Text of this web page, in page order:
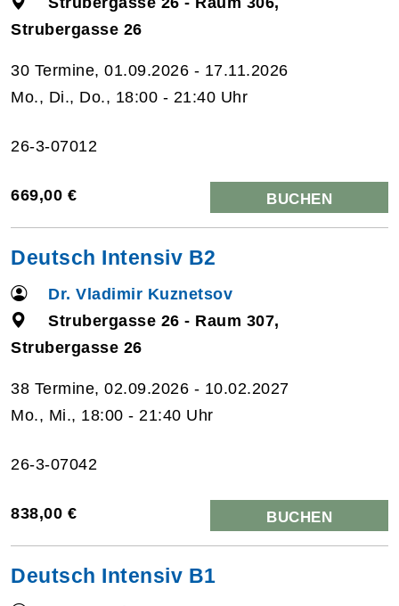
Strubergasse 26
30 Termine, 01.09.2026 - 17.11.2026
Mo., Di., Do., 18:00 - 21:40 Uhr
26-3-07012
669,00 € BUCHEN
Deutsch Intensiv B2
Dr. Vladimir Kuznetsov
Strubergasse 26 - Raum 307,
Strubergasse 26
38 Termine, 02.09.2026 - 10.02.2027
Mo., Mi., 18:00 - 21:40 Uhr
26-3-07042
838,00 € BUCHEN
Deutsch Intensiv B1